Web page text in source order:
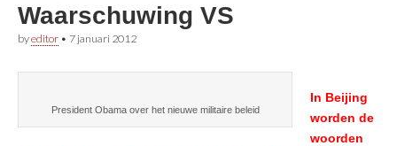
Waarschuwing VS
byeditor • 7 januari 2012
President Obama over het nieuwe militaire beleid
In Beijing
worden de
woorden